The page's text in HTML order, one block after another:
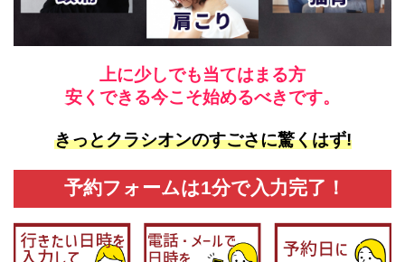
上に少しでも当てはまる方
安くできる今こそ始めるべきです。
きっとクラシオンのすごさに驚くはず!
予約フォームは1分で入力完了！